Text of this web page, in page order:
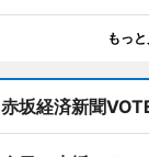
もっ
赤坂経済新聞